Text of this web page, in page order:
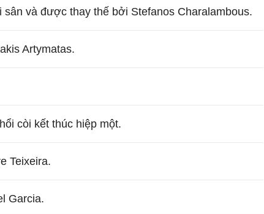
sân và được thay thế bởi Stefanos Charalambous.
Artymatas.
còi kết thúc hiệp một.
Teixeira.
Garcia.